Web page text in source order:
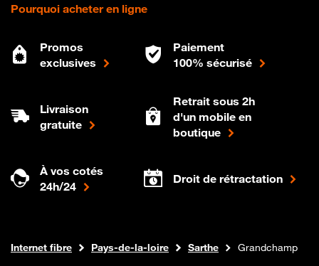
Pourquoi acheter en ligne
Promos
exclusives
Paiement
100% sécurisé
Livraison
gratuite
Retrait sous 2h
d'un mobile en
boutique
À vos cotés
24h/24
Droit de rétractation
Boutique Orange
Internet fibre Pays-de-la-loire Sarthe Grandchamp